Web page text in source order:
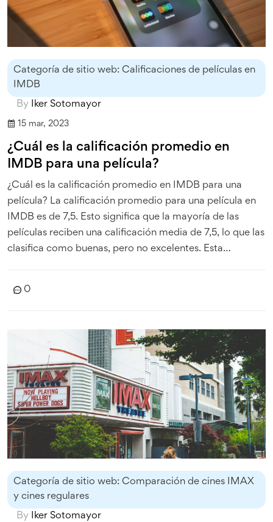
Categoría de sitio web: Calificaciones de películas en
IMDB
By Iker Sotomayor
15 mar, 2023
¿Cuál es la calificación promedio en
IMDB para una película?
¿Cuál es la calificación promedio en IMDB para una
película? La calificación promedio para una película en
IMDB es de 7,5. Esto significa que la mayoría de las
películas reciben una calificación media de 7,5, lo que las
clasifica como buenas, pero no excelentes. Esta
lo tanto, la calificación promedio de una película en
es buena, promedio o mala.
0
Categoría de sitio web: Comparación de cines IMAX
y cines regulares
By Iker Sotomayor